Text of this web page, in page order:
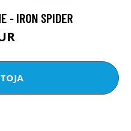
- IRON SPIDER